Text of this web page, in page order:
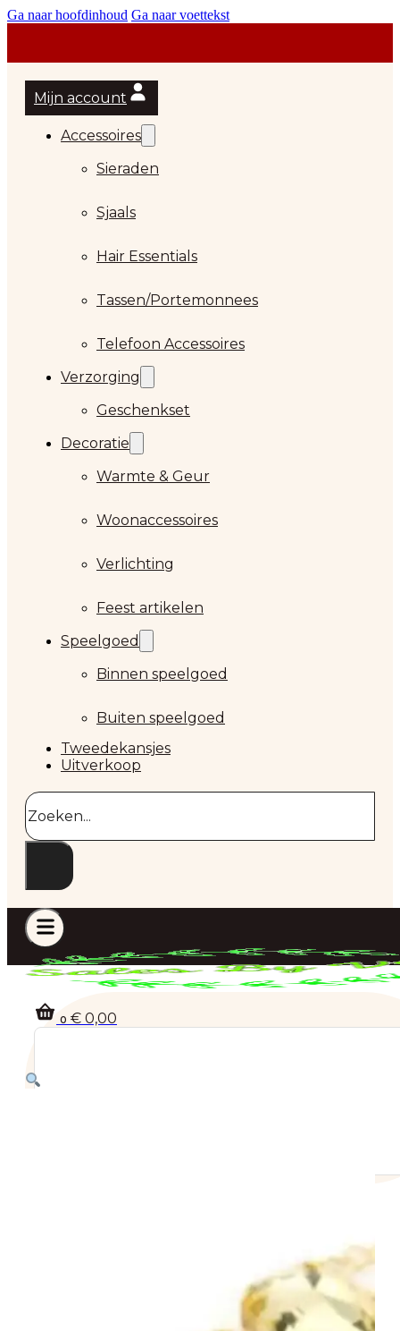
Ga naar hoofdinhoud Ga naar voettekst
Mijn account
Accessoires
Sieraden
Sjaals
Hair Essentials
Tassen/Portemonnees
Telefoon Accessoires
Verzorging
Geschenkset
Decoratie
Warmte & Geur
Woonaccessoires
Verlichting
Feest artikelen
Speelgoed
Binnen speelgoed
Buiten speelgoed
Tweedekansjes
Uitverkoop
Zoeken
0 € 0,00